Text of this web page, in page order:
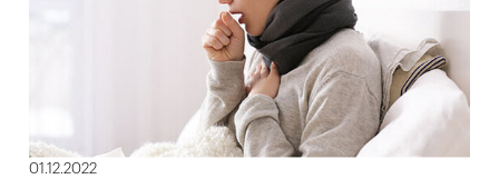
01.12.2022